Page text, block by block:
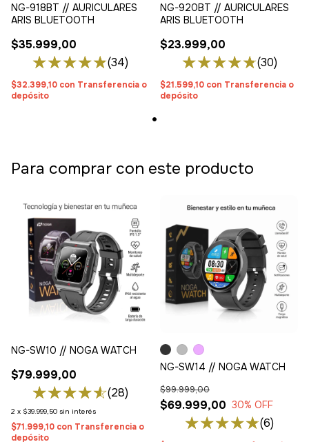
NG-918BT // AURICULARES
ARIS BLUETOOTH
$35.999,00
(34)
$32.399,10 con Transferencia o
depósito
NG-920BT // AURICULARES
ARIS BLUETOOTH
$23.999,00
(30)
$21.599,10 con Transferencia o
depósito
Para comprar con este producto
NG-SW10 // NOGA WATCH
$79.999,00
(28)
2 x $39.999,50 sin interés
$71.999,10 con Transferencia o
depósito
NG-SW14 // NOGA WATCH
$69.999,00
$99.999,00
30% OFF
(6)